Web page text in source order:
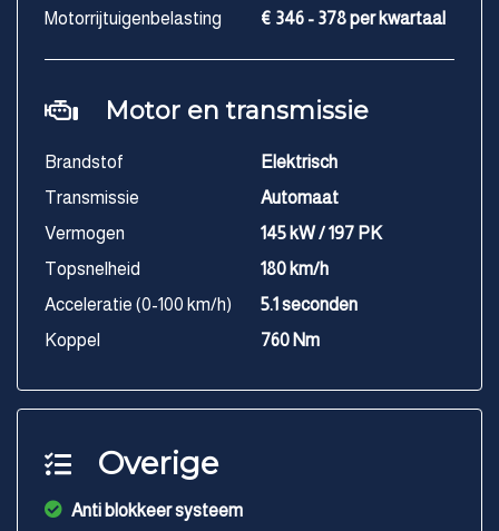
Motorrijtuigenbelasting
€ 346 - 378 per kwartaal
Motor en transmissie
Brandstof
Elektrisch
Transmissie
Automaat
Vermogen
145 kW / 197 PK
Topsnelheid
180 km/h
Acceleratie (0-100 km/h)
5.1 seconden
Koppel
760 Nm
Overige
Anti blokkeer systeem